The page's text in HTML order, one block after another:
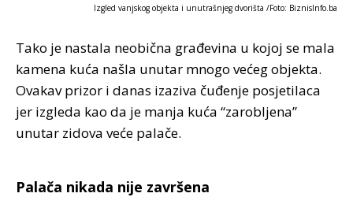
Izgled vanjskog objekta i unutrašnjeg dvorišta /Foto: BiznisInfo.ba
Tako je nastala neobična građevina u kojoj se mala
kamena kuća našla unutar mnogo većeg objekta.
Ovakav prizor i danas izaziva čuđenje posjetilaca
jer izgleda kao da je manja kuća “zarobljena”
unutar zidova veće palače.
Palača nikada nije završena